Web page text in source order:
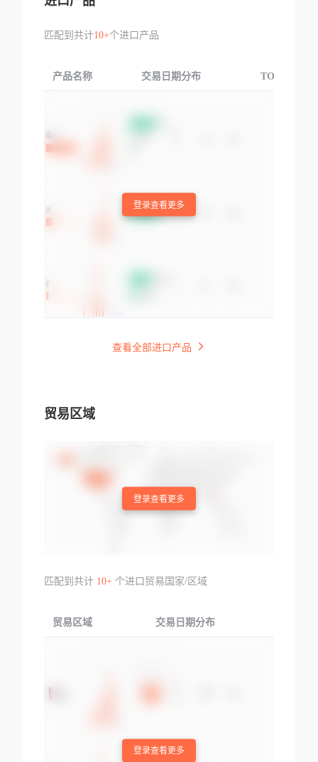
匹配到共计10+个进口产品
产品名称 交易日期分布 TOP3交易国
登录查看更多
查看全部进口产品
贸易区域
登录查看更多
匹配到共计 10+个进口贸易国家/区域
贸易区域 交易日期分布
登录查看更多